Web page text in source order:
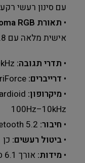
עם סינון רעשי רקע
• תאורת Chroma RGB עם אוזני חתול
אישית מלאה עם 16.8 מיליון צבעים
• תדרי תגובה:
• דרייברים: ‎Razer TriForce בקוטר ‎40 מ"מ
•מיקרופון:
‎100Hz–10kHz
• חיבור:
•ביטול רעשים: כן
•מידות: אורך ‎6.1 ס"מ, רוחב ‎4.3 ס"מ